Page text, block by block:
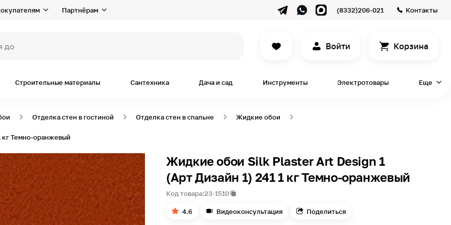
Партнёрам (8332)206-021 Контакты
Войти Корзина
Строительные материалы Сантехника Дача и сад Инструменты Электротовары Еще
Отделка стен в гостиной Отделка стен в спальне Жидкие обои
кг Темно-оранжевый
Жидкие обои Silk Plaster Art Design 1
(Арт Дизайн 1) 241 1 кг Темно-оранжевый
Код товара:23-1510
4.6 Видеоконсультация Поделиться